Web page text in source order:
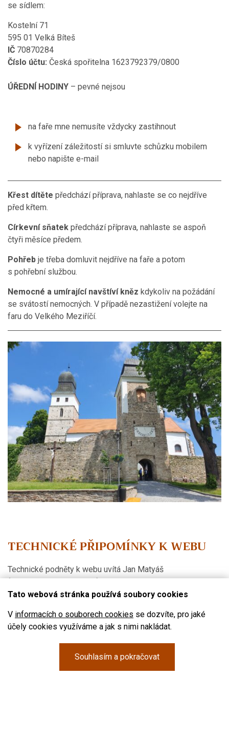
se sídlem:
Kostelní 71
595 01 Velká Bíteš
IČ 70870284
Číslo účtu: Česká spořitelna 1623792379/0800
ÚŘEDNÍ HODINY – pevné nejsou
na faře mne nemusíte vždycky zastihnout
k vyřízení záležitostí si smluvte schůzku mobilem
nebo napište e-mail
Křest dítěte předchází příprava, nahlaste se co nejdříve
před křtem.
Církevní sňatek předchází příprava, nahlaste se aspoň
čtyři měsíce předem.
Pohřeb je třeba domluvit nejdříve na faře a potom
s pohřební službou.
Nemocné a umírající navštíví kněz kdykoliv na požádání
se svátostí nemocných. V případě nezastižení volejte na
faru do Velkého Meziříčí.
TECHNICKÉ PŘIPOMÍNKY K WEBU
Technické podněty k webu uvítá Jan Matyáš
(jan_matyas@seznam.cz).
Tato webová stránka používá soubory cookies
V informacích o souborech cookies se dozvíte, pro jaké
účely cookies využíváme a jak s nimi nakládat.
Souhlasím a pokračovat